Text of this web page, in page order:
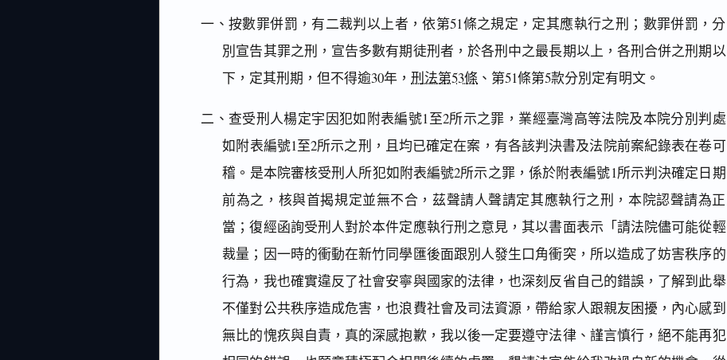
一、按數罪併罰，有二裁判以上者，依第51條之規定，定其應執行之刑；數罪併罰，分
別宣告其罪之刑，宣告多數有期徒刑者，於各刑中之最長期以上，各刑合併之刑期以
下，定其刑期，但不得逾30年，刑法第53條 、第51條第5款分別定有明文。
二、查受刑人楊定宇因犯如附表編號1至2所示之罪，業經臺灣高等法院及本院分別判處
如附表編號1至2所示之刑，且均已確定在案，有各該判決書及法院前案紀錄表在卷可
稽。是本院審核受刑人所犯如附表編號2所示之罪，係於附表編號1所示判決確定日期
前為之，核與首揭規定並無不合，茲聲請人聲請定其應執行之刑，本院認聲請為正
當；復經函詢受刑人對於本件定應執行刑之意見，其以書面表示「請法院儘可能從輕
裁量；因一時的衝動在新竹同學匯後面跟別人發生口角衝突，所以造成了妨害秩序的
行為，我也確實違反了社會安寧與國家的法律，也深刻反省自己的錯誤，了解到此舉
不僅對公共秩序造成危害，也浪費社會及司法資源，帶給家人跟親友困擾，內心感到
無比的愧疚與自責，真的深感抱歉，我以後一定要遵守法律、謹言慎行，絕不能再犯